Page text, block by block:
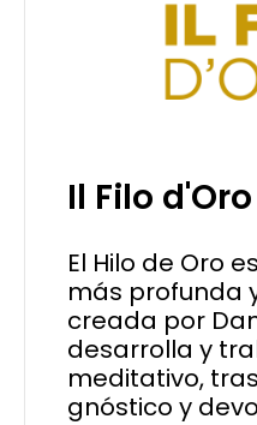
Il Filo
El Hilo de Oro
más profunda
creada por
desarrolla y
meditativo,
gnóstico y